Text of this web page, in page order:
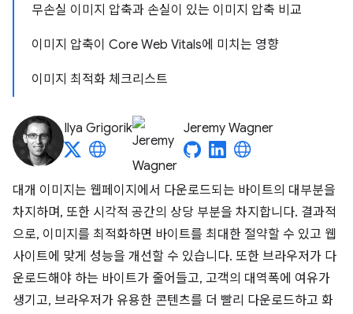
무손실 이미지 압축과 손실이 있는 이미지 압축 비교
이미지 압축이 Core Web Vitals에 미치는 영향
이미지 최적화 체크리스트
Ilya Grigorik Jeremy Wagner
대개 이미지는 웹페이지에서 다운로드되는 바이트의 대부분을
차지하며, 또한 시각적 공간의 상당 부분을 차지합니다. 결과적
으로, 이미지를 최적화하면 바이트를 최대한 절약할 수 있고 웹
사이트에 맞게 성능을 개선할 수 있습니다. 또한 브라우저가 다
운로드해야 하는 바이트가 줄어들고, 고객의 대역폭에 여유가
생기고, 브라우저가 유용한 콘텐츠를 더 빨리 다운로드하고 화